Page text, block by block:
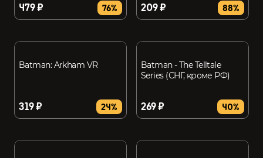
479 ₽ 76% 209 ₽ 88%
Batman: Arkham VR
319 ₽ 24%
Batman - The Telltale
Series (СНГ, кроме РФ)
269 ₽ 40%